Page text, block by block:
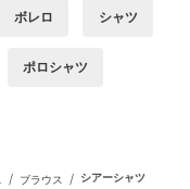
ボレロ シャツ
ポロシャツ
/ ブラウス / シアーシャツ